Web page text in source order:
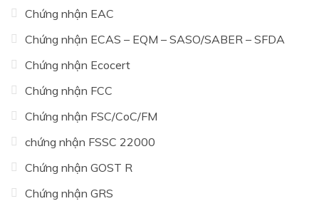
Chứng nhận EAC
Chứng nhận ECAS – EQM – SASO/SABER – SFDA
Chứng nhận Ecocert
Chứng nhận FCC
Chứng nhận FSC/CoC/FM
chứng nhận FSSC 22000
Chứng nhận GOST R
Chứng nhận GRS